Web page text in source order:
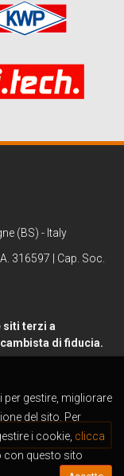
(BS) - Italy
316597 | Cap. Soc.
siti terzi a
di fiducia.
gestire, migliorare
del sito. Per
i cookie, clicca
con questo sito